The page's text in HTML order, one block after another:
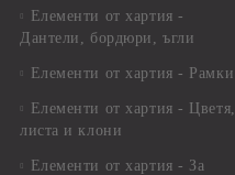
Елементи от хартия -
Дантели, бордюри, ъгли
Елементи от хартия - Рамки
Елементи от хартия - Цветя,
листа и клони
Елементи от хартия - За